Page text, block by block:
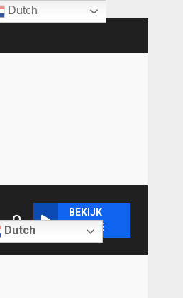
Dutch
BEKIJK
ONLINE
Dutch